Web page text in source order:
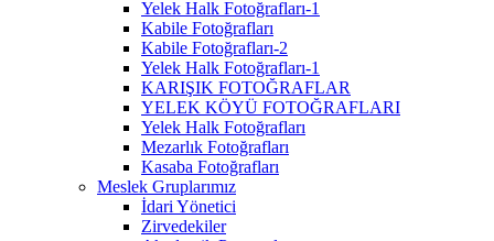
Yelek Halk Fotoğrafları-1
Kabile Fotoğrafları
Kabile Fotoğrafları-2
Yelek Halk Fotoğrafları-1
KARIŞIK FOTOĞRAFLAR
YELEK KÖYÜ FOTOĞRAFLARI
Yelek Halk Fotoğrafları
Mezarlık Fotoğrafları
Kasaba Fotoğrafları
Meslek Gruplarımız
İdari Yönetici
Zirvedekiler